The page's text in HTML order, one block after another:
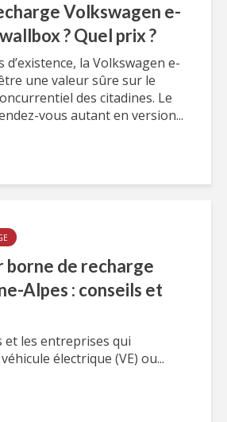
Volkswagen e-
? Quel prix ?
d’existence, la Volkswagen e-
une valeur sûre sur le
des citadines. Le
vous autant en version...
borne de recharge
Alpes : conseils et
et les entreprises qui
électrique (VE) ou...